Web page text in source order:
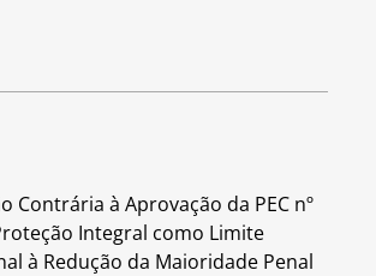
Contrária à Aprovação da PEC nº
Integral como Limite
à Redução da Maioridade Penal